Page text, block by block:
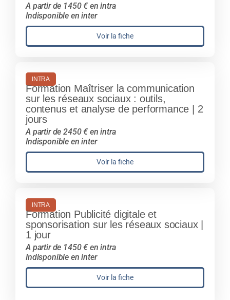
A partir de 1450 € en intra
Indisponible en inter
Voir la fiche
INTRA
Formation Maîtriser la communication
sur les réseaux sociaux : outils,
contenus et analyse de performance | 2
jours
A partir de 2450 € en intra
Indisponible en inter
Voir la fiche
INTRA
Formation Publicité digitale et
sponsorisation sur les réseaux sociaux |
1 jour
A partir de 1450 € en intra
Indisponible en inter
Voir la fiche